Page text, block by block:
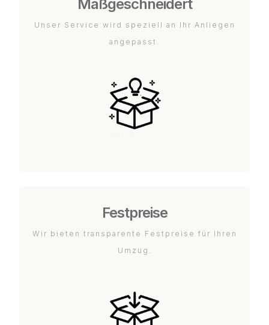
Maßgeschneidert
Unser Service wird speziell an Ihr Anliegen
angepasst.
Festpreise
Wir bieten transparente Festpreise für Ihren
Umzug.